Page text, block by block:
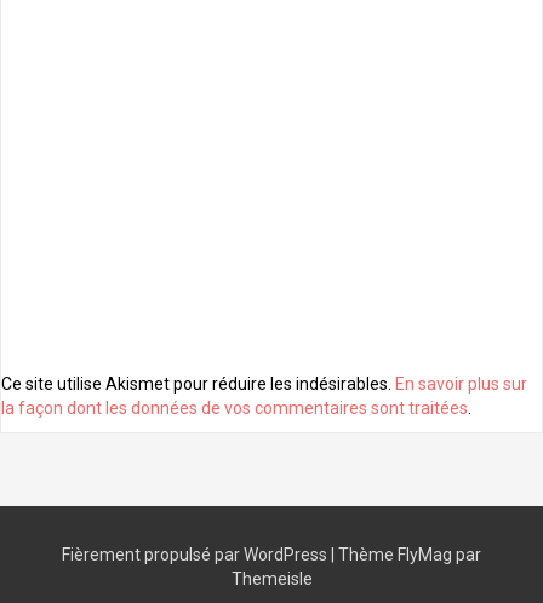
Ce site utilise Akismet pour réduire les indésirables. En savoir plus sur
la façon dont les données de vos commentaires sont traitées.
Fièrement propulsé par WordPress Thème FlyMag par
Themeisle